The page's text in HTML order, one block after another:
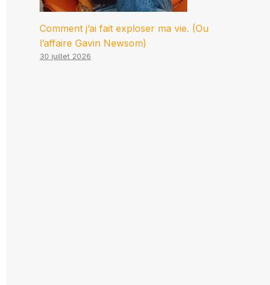
Comment j’ai fait exploser ma vie. (Ou
l’affaire Gavin Newsom)
30 juillet 2026